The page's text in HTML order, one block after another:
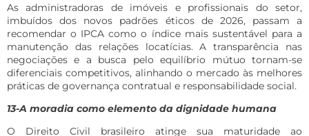
As administradoras de imóveis e profissionais do setor,
imbuídos dos novos padrões éticos de 2026, passam a
recomendar o IPCA como o índice mais sustentável para a
manutenção das relações locatícias. A transparência nas
negociações e a busca pelo equilíbrio mútuo tornam-se
diferenciais competitivos, alinhando o mercado às melhores
práticas de governança contratual e responsabilidade social.
13-A moradia como elemento da dignidade humana
O Direito Civil brasileiro atinge sua maturidade ao